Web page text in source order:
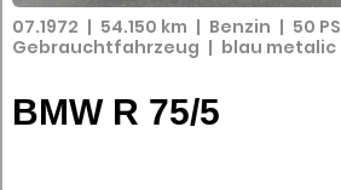
07.1972 | 54.150 km | Benzin | 50 PS
Gebrauchtfahrzeug | blau metalic
BMW R 75/5